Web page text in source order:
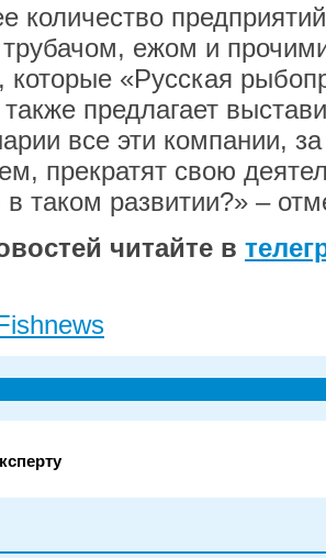
количество
трубачом, ежом и
которые «Русская
предлагает
все эти компании,
прекратят свою
в таком развитии?» –
читайте в